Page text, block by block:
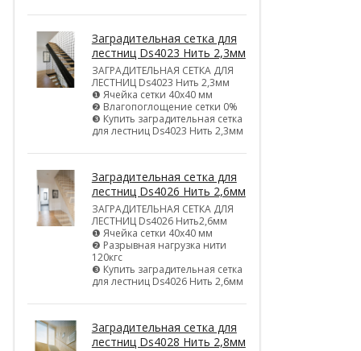
Заградительная сетка для
лестниц Ds4023 Нить 2,3мм
ЗАГРАДИТЕЛЬНАЯ СЕТКА ДЛЯ
ЛЕСТНИЦ Ds4023 Нить 2,3мм
❶ Ячейка сетки 40х40 мм
❷ Влагопоглощение сетки 0%
❸ Купить заградительная сетка
для лестниц Ds4023 Нить 2,3мм
Заградительная сетка для
лестниц Ds4026 Нить 2,6мм
ЗАГРАДИТЕЛЬНАЯ СЕТКА ДЛЯ
ЛЕСТНИЦ Ds4026 Нить2,6мм
❶ Ячейка сетки 40х40 мм
❷ Разрывная нагрузка нити
120кгс
❸ Купить заградительная сетка
для лестниц Ds4026 Нить 2,6мм
Заградительная сетка для
лестниц Ds4028 Нить 2,8мм